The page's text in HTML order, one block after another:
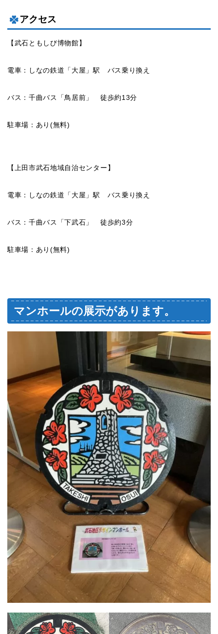
アクセス
【武石ともしび博物館】
電車：しなの鉄道「大屋」駅 バス乗り換え
バス：千曲バス「鳥居前」 徒歩約13分
駐車場：あり(無料)
【上田市武石地域自治センター】
電車：しなの鉄道「大屋」駅 バス乗り換え
バス：千曲バス「下武石」 徒歩約3分
駐車場：あり(無料)
マンホールの展示があります。